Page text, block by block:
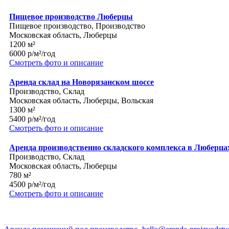
Пищевое производство Люберцы
Пищевое производство, Производство
Московская область, Люберцы
1200 м²
6000 р/м²/год
Смотреть фото и описание
Аренда склад на Новорязанском шоссе
Производство, Склад
Московская область, Люберцы, Вольская
1300 м²
5400 р/м²/год
Смотреть фото и описание
Аренда производственно складского комплекса в
Производство, Склад
Московская область, Люберцы
780 м²
4500 р/м²/год
Смотреть фото и описание